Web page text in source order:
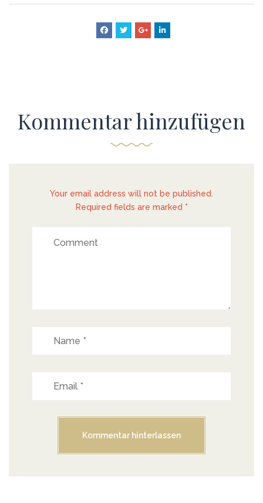
Kommentar hinzufügen
Your email address will not be published.
Required fields are marked *